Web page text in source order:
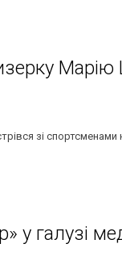
Марію
зі спортсменами
у галузі